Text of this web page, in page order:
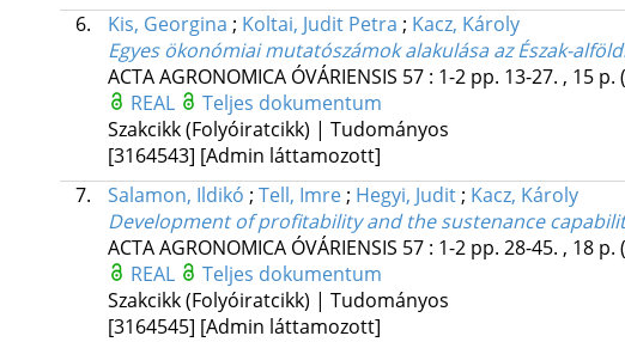
6.
Kis, Georgina ; Koltai, Judit Petra ; Kacz, Károly
Egyes ökonómiai mutatószámok alakulása az Észak-
ACTA AGRONOMICA ÓVÁRIENSIS 57: 1-2 pp. 13-27. , 15 p.
REAL
Teljes dokumentum
Szakcikk (Folyóiratcikk) | Tudományos
[3164543] [Admin láttamozott]
7.
Salamon, Ildikó ; Tell, Imre; Hegyi, Judit; Kacz, Károly
Development of profitability and the sustenance
ACTA AGRONOMICA ÓVÁRIENSIS 57: 1-2 pp. 28-45. , 18 p.
REAL
Teljes dokumentum
Szakcikk (Folyóiratcikk) | Tudományos
[3164545] [Admin láttamozott]